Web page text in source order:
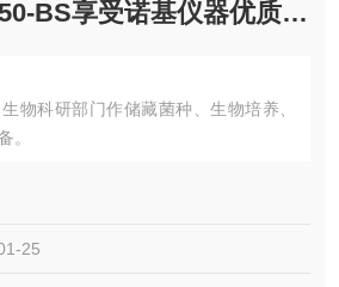
BS享受诺基仪器优质售
物科研部门作储藏菌种、生物培养、
。
25